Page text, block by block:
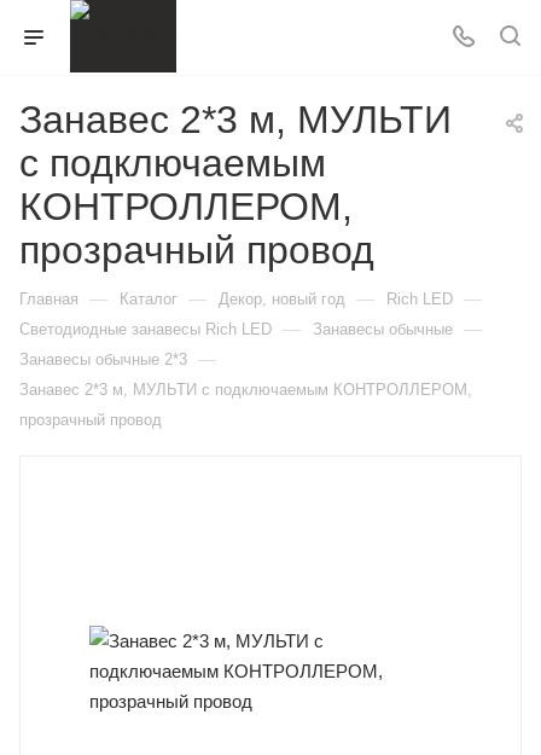
Занавес 2*3 м, МУЛЬТИ
с подключаемым
КОНТРОЛЛЕРОМ,
прозрачный провод
Главная — Каталог — Декор, новый год — Rich LED —
Светодиодные занавесы Rich LED — Занавесы обычные —
Занавесы обычные 2*3 —
Занавес 2*3 м, МУЛЬТИ с подключаемым КОНТРОЛЛЕРОМ,
прозрачный провод